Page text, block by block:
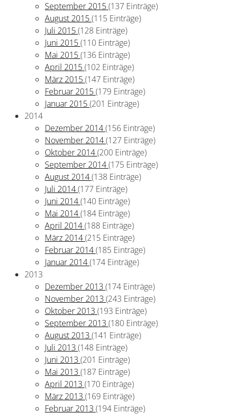
September 2015(137 Einträge)
August 2015(115 Einträge)
Juli 2015(128 Einträge)
Juni 2015(110 Einträge)
Mai 2015(136 Einträge)
April 2015(102 Einträge)
März 2015(147 Einträge)
Februar 2015(179 Einträge)
Januar 2015(201 Einträge)
2014
Dezember 2014(156 Einträge)
November 2014(127 Einträge)
Oktober 2014(200 Einträge)
September 2014(175 Einträge)
August 2014(138 Einträge)
Juli 2014(177 Einträge)
Juni 2014(140 Einträge)
Mai 2014(184 Einträge)
April 2014(188 Einträge)
März 2014(215 Einträge)
Februar 2014(185 Einträge)
Januar 2014(174 Einträge)
2013
Dezember 2013 (174 Einträge)
November 2013 (243 Einträge)
Oktober 2013 (193 Einträge)
September 2013 (180 Einträge)
August 2013 (141 Einträge)
Juli 2013 (148 Einträge)
Juni 2013 (201 Einträge)
Mai 2013 (187 Einträge)
April 2013 (170 Einträge)
März 2013 (169 Einträge)
Februar 2013 (194 Einträge)